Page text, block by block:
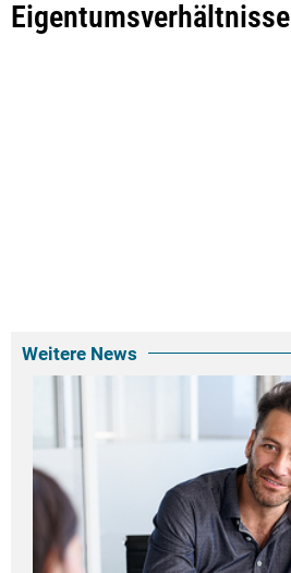
Eigentumsverhältnisse
Weitere News